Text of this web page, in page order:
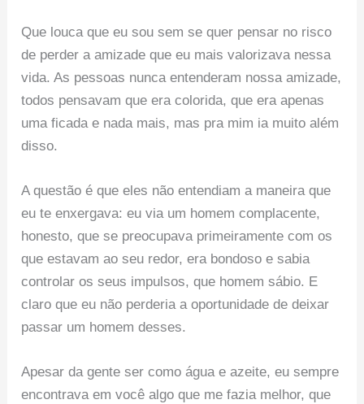
Que louca que eu sou sem se quer pensar no risco
de perder a amizade que eu mais valorizava nessa
vida. As pessoas nunca entenderam nossa amizade,
todos pensavam que era colorida, que era apenas
uma ficada e nada mais, mas pra mim ia muito além
disso.
A questão é que eles não entendiam a maneira que
eu te enxergava: eu via um homem complacente,
honesto, que se preocupava primeiramente com os
que estavam ao seu redor, era bondoso e sabia
controlar os seus impulsos, que homem sábio. E
claro que eu não perderia a oportunidade de deixar
passar um homem desses.
Apesar da gente ser como água e azeite, eu sempre
encontrava em você algo que me fazia melhor, que